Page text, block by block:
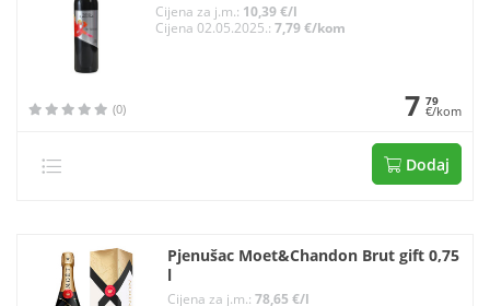
Cijena za j.m.: 10,39 €/l
Cijena 02.05.2025.:7,79 €/kom
(0) 7 79
€/kom
Dodaj
Pjenušac Moet&Chandon Brut gift 0,75
l
Cijena za j.m.:78,65 €/l